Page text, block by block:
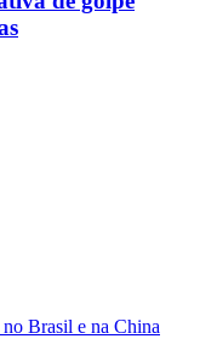
Brasil e na China